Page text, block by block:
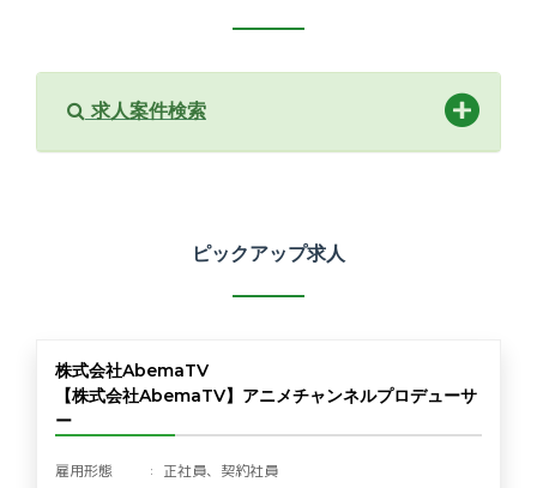
求人案件検索
ピックアップ求人
株式会社AbemaTV
【株式会社AbemaTV】アニメチャンネルプロデューサ
ー
雇用形態
正社員、契約社員